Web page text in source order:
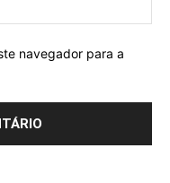
navegador para a